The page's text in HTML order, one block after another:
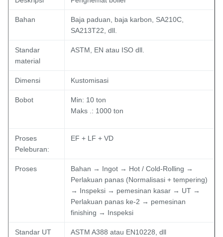
Bahan
Baja paduan, baja karbon, SA210C,
SA213T22, dll.
Standar
material
ASTM, EN atau ISO dll.
Dimensi Kustomisasi
Bobot
Min: 10 ton
Maks .: 1000 ton
Proses
Peleburan:
EF + LF + VD
Proses
Bahan → Ingot → Hot / Cold-Rolling →
Perlakuan panas (Normalisasi + tempering)
→ Inspeksi → pemesinan kasar → UT →
Perlakuan panas ke-2 → pemesinan
finishing → Inspeksi
Standar UT ASTM A388 atau EN10228, dll